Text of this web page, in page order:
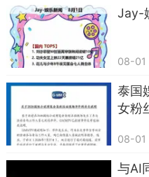
Jay-
08-01
泰国
女粉
已恢
08-01
与AI